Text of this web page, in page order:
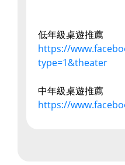
低年級桌遊推薦
https://
type=1&theater
中年級桌遊推薦
https://